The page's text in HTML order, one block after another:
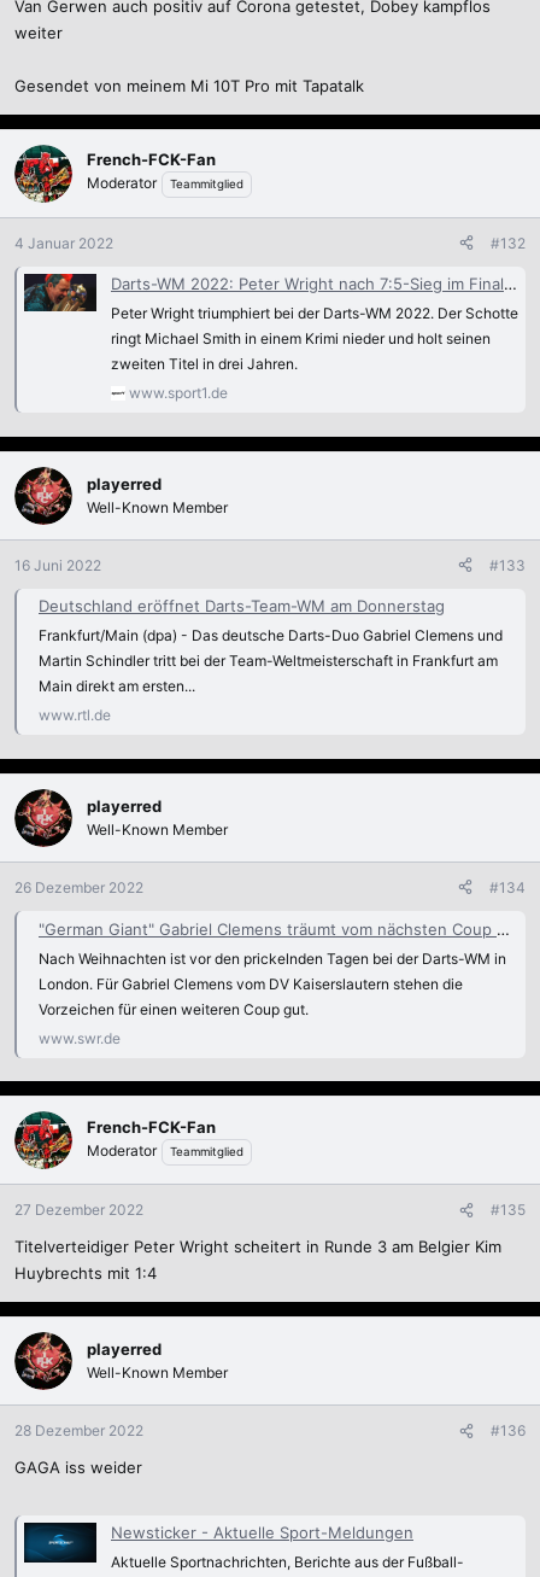
Van Gerwen auch positiv auf Corona getestet, Dobey kampflos
weiter
Gesendet von meinem Mi 10T Pro mit Tapatalk
French-FCK-Fan
Moderator Teammitglied
4 Januar 2022 #132
Darts-WM 2022: Peter Wright nach 7:5-Sieg im Finale gegen Michael Smith Weltmeister
Peter Wright triumphiert bei der Darts-WM 2022. Der Schotte
ringt Michael Smith in einem Krimi nieder und holt seinen
zweiten Titel in drei Jahren.
www.sport1.de
playerred
Well-Known Member
16 Juni 2022 #133
Deutschland eröffnet Darts-Team-WM am Donnerstag
Frankfurt/Main (dpa) - Das deutsche Darts-Duo Gabriel Clemens und
Martin Schindler tritt bei der Team-Weltmeisterschaft in Frankfurt am
Main direkt am ersten...
www.rtl.de
playerred
Well-Known Member
26 Dezember 2022 #134
"German Giant" Gabriel Clemens träumt vom nächsten Coup bei der Darts-WM
Nach Weihnachten ist vor den prickelnden Tagen bei der Darts-WM in
London. Für Gabriel Clemens vom DV Kaiserslautern stehen die
Vorzeichen für einen weiteren Coup gut.
www.swr.de
French-FCK-Fan
Moderator Teammitglied
27 Dezember 2022 #135
Titelverteidiger Peter Wright scheitert in Runde 3 am Belgier Kim
Huybrechts mit 1:4
playerred
Well-Known Member
28 Dezember 2022 #136
GAGA iss weider
Newsticker - Aktuelle Sport-Meldungen
Aktuelle Sportnachrichten, Berichte aus der Fußball-